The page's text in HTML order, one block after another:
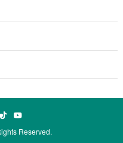
Reserved.